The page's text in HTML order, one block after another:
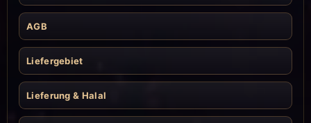
AGB
Liefergebiet
Lieferung & Halal